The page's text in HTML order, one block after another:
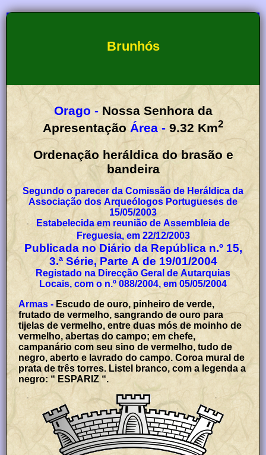
Brunhós
Orago - Nossa Senhora da
ApresentaçãoÁrea - 9.32 Km2
Ordenação heráldica do brasão e
bandeira
Segundo o parecer da Comissão de Heráldica da
Associação dos Arqueólogos Portugueses de
15/05/2003
Estabelecida em reunião de Assembleia de
Freguesia, em 22/12/2003
Publicada no Diário da República n.º 15,
3.ª Série, Parte A de 19/01/2004
Registado na Direcção Geral de Autarquias
Locais, com o n.º 088/2004, em 05/05/2004
Armas - Escudo de ouro, pinheiro de verde,
frutado de vermelho, sangrando de ouro para
tijelas de vermelho, entre duas mós de moinho de
vermelho, abertas do campo; em chefe,
campanário com seu sino de vermelho, tudo de
negro, aberto e lavrado do campo. Coroa mural de
prata de três torres. Listel branco, com a legenda a
negro: “ ESPARIZ “.